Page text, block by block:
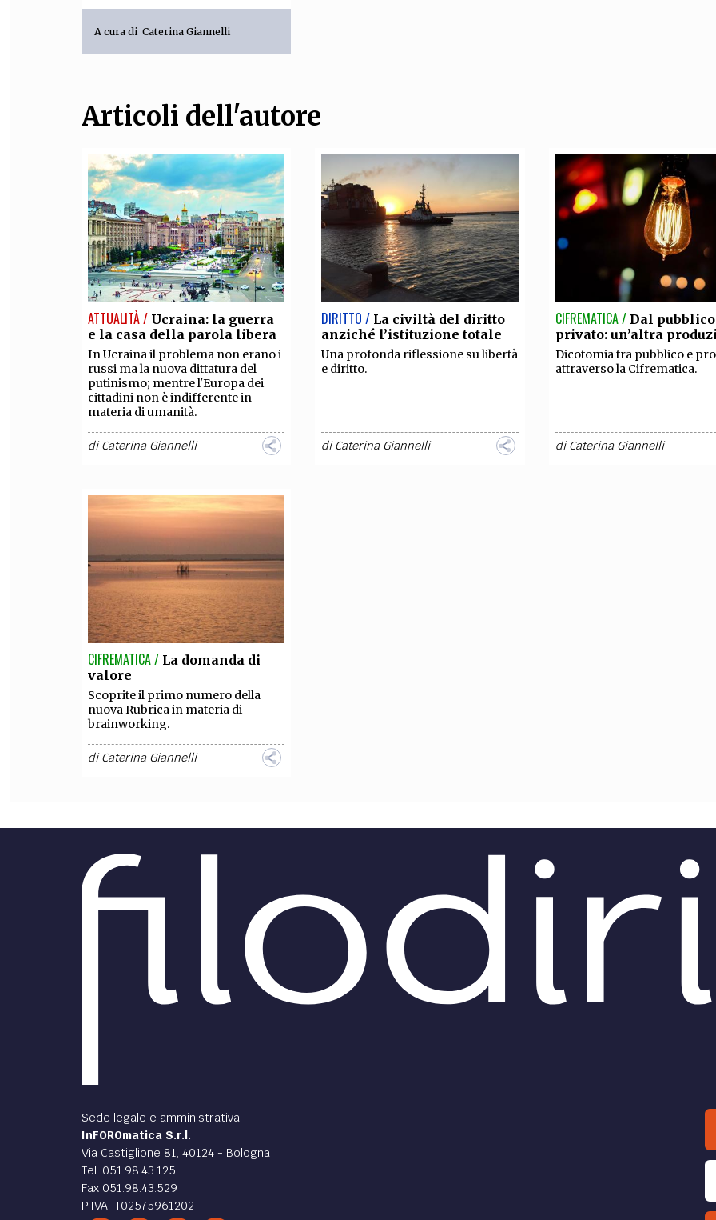
A cura di Caterina Giannelli
Articoli dell'autore
ATTUALITÀ / Ucraina: la guerra
e la casa della parola libera
In Ucraina il problema non erano i
russi ma la nuova dittatura del
putinismo; mentre l'Europa dei
cittadini non è indifferente in
materia di umanità.
diCaterina Giannelli
DIRITTO / La civiltà del diritto
anziché l’istituzione totale
Una profonda riflessione su libertà
e diritto.
diCaterina Giannelli
CIFREMATICA / Dal
privato: un’altra
Dicotomia tra pubblico e
attraverso la Cifrematica.
diCaterina Giannelli
CIFREMATICA / La domanda di
valore
Scoprite il primo numero della
nuova Rubrica in materia di
brainworking.
diCaterina Giannelli
Sede legale e amministrativa
InFOROmatica S.r.l.
Via Castiglione 81, 40124 - Bologna
Tel. 051.98.43.125
Fax 051.98.43.529
P.IVA IT02575961202